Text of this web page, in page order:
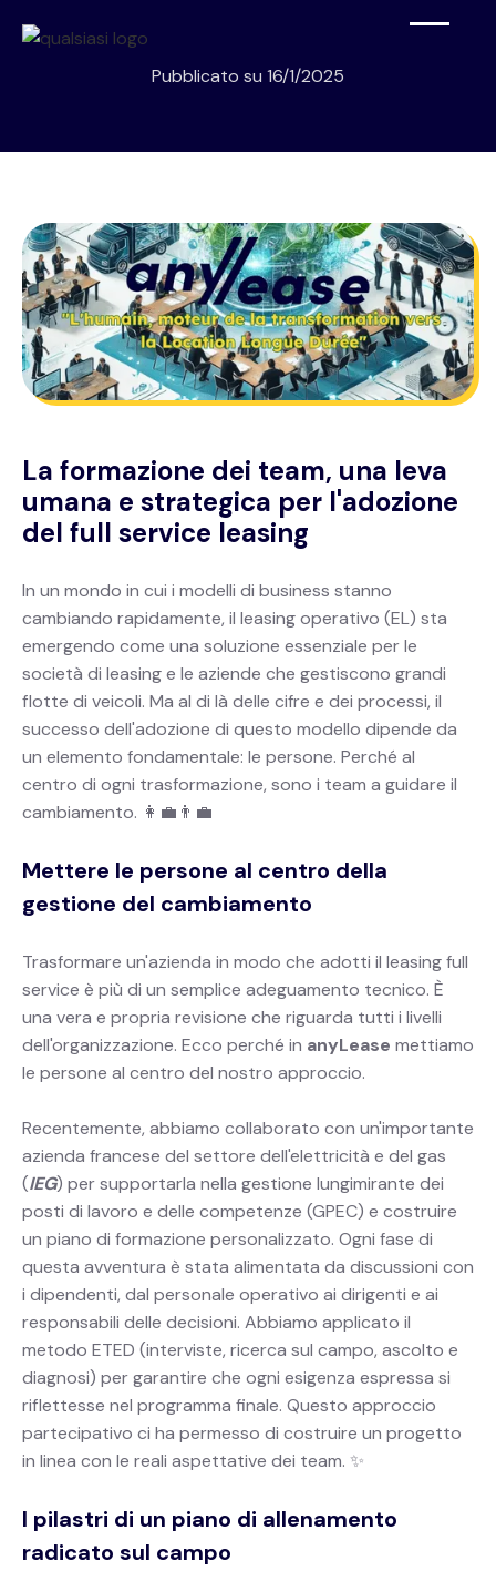
Pubblicato su 16/1/2025
La formazione dei team, una leva
umana e strategica per l'adozione
del full service leasing
In un mondo in cui i modelli di business stanno
cambiando rapidamente, il leasing operativo (EL) sta
emergendo come una soluzione essenziale per le
società di leasing e le aziende che gestiscono grandi
flotte di veicoli. Ma al di là delle cifre e dei processi, il
successo dell'adozione di questo modello dipende da
un elemento fondamentale: le persone. Perché al
centro di ogni trasformazione, sono i team a guidare il
cambiamento. 👩💼👨💼
Mettere le persone al centro della
gestione del cambiamento
Trasformare un'azienda in modo che adotti il leasing full
service è più di un semplice adeguamento tecnico. È
una vera e propria revisione che riguarda tutti i livelli
dell'organizzazione. Ecco perché in anyLease mettiamo
le persone al centro del nostro approccio.
Recentemente, abbiamo collaborato con un'importante
azienda francese del settore dell'elettricità e del gas
(IEG) per supportarla nella gestione lungimirante dei
posti di lavoro e delle competenze (GPEC) e costruire
un piano di formazione personalizzato. Ogni fase di
questa avventura è stata alimentata da discussioni con
i dipendenti, dal personale operativo ai dirigenti e ai
responsabili delle decisioni. Abbiamo applicato il
metodo ETED (interviste, ricerca sul campo, ascolto e
diagnosi) per garantire che ogni esigenza espressa si
riflettesse nel programma finale. Questo approccio
partecipativo ci ha permesso di costruire un progetto
in linea con le reali aspettative dei team. ✨
I pilastri di un piano di allenamento
radicato sul campo